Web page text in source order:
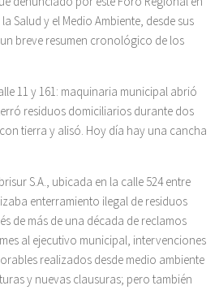
Salud y el Medio Ambiente, desde sus
breve resumen cronológico de los
11 y 161: maquinaria municipal abrió
residuos domiciliarios durante dos
tierra y alisó. Hoy día hay una cancha
S.A., ubicada en la calle 524 entre
enterramiento ilegal de residuos
de más de una década de reclamos
al ejecutivo municipal, intervenciones
realizados desde medio ambiente
y nuevas clausuras; pero también